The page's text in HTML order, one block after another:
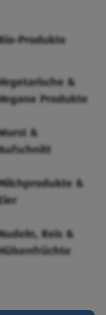
Produkte
&
Produkte
&
&
Reis &